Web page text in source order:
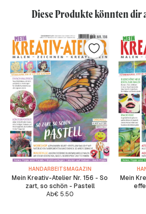
Diese Produkte könnten dir
HANDARBEITSMAGAZIN
Mein Kreativ-Atelier Nr. 156 - So
zart, so schön - Pastell
Ab€5.50
Mein